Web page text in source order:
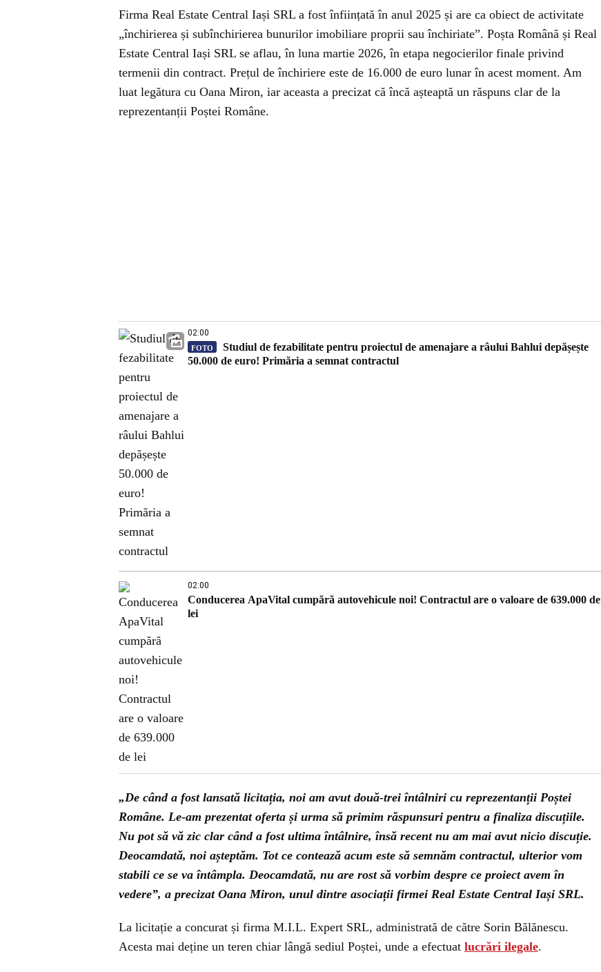
Firma Real Estate Central Iași SRL a fost înființată în anul 2025 și are ca obiect de activitate
„închirierea și subînchirierea bunurilor imobiliare proprii sau închiriate”. Poșta Română și Real
Estate Central Iași SRL se aflau, în luna martie 2026, în etapa negocierilor finale privind
termenii din contract. Prețul de închiriere este de 16.000 de euro lunar în acest moment. Am
luat legătura cu Oana Miron, iar aceasta a precizat că încă așteaptă un răspuns clar de la
reprezentanții Poștei Române.
02:00
FOTO
Studiul de fezabilitate pentru proiectul de amenajare a râului Bahlui depășește
50.000 de euro! Primăria a semnat contractul
02:00
Conducerea ApaVital cumpără autovehicule noi! Contractul are o valoare de 639.000 de
lei
„De când a fost lansată licitația, noi am avut două-trei întâlniri cu reprezentanții Poștei
Române. Le-am prezentat oferta și urma să primim răspunsuri pentru a finaliza discuțiile.
Nu pot să vă zic clar când a fost ultima întâlnire, însă recent nu am mai avut nicio discuție.
Deocamdată, noi așteptăm. Tot ce contează acum este să semnăm contractul, ulterior vom
stabili ce se va întâmpla. Deocamdată, nu are rost să vorbim despre ce proiect avem în
vedere”, a precizat Oana Miron, unul dintre asociații firmei Real Estate Central Iași SRL.
La licitație a concurat și firma M.I.L. Expert SRL, administrată de către Sorin Bălănescu.
Acesta mai deține un teren chiar lângă sediul Poștei, unde a efectuat lucrări ilegale.